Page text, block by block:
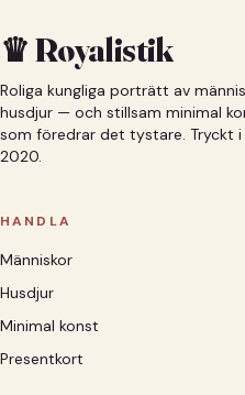
♛ Royalistik
Roliga kungliga porträtt av
husdjur — och stillsam minimal
som föredrar det tystare. Tryckt i
2020.
HANDLA
Människor
Husdjur
Minimal konst
Presentkort